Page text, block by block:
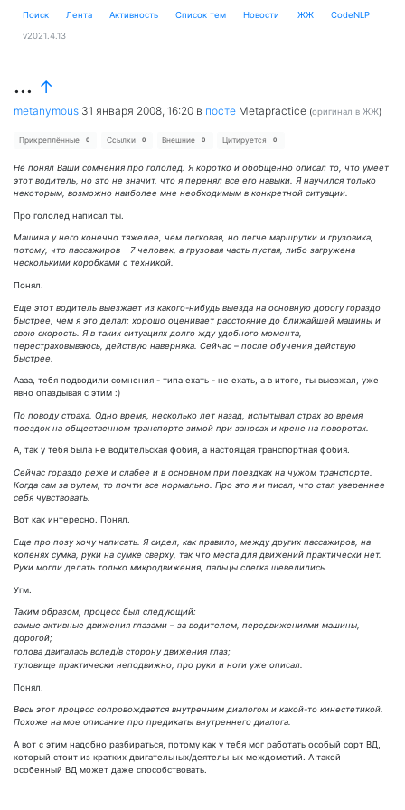
Поиск Лента Активность Cписок тем Новости ЖЖ CodeNLP
v2021.4.13
... ↑
metanymous 31 января 2008, 16:20 в посте Metapractice (оригинал в ЖЖ)
Прикреплённые 0 Ссылки 0 Внешние 0 Цитируется 0
Не понял Ваши сомнения про гололед. Я коротко и обобщенно описал то, что умеет
этот водитель, но это не значит, что я перенял все его навыки. Я научился только
некоторым, возможно наиболее мне необходимым в конкретной ситуации.
Про гололед написал ты.
Машина у него конечно тяжелее, чем легковая, но легче маршрутки и грузовика,
потому, что пассажиров – 7 человек, а грузовая часть пустая, либо загружена
несколькими коробками с техникой.
Понял.
Еще этот водитель выезжает из какого-нибудь выезда на основную дорогу гораздо
быстрее, чем я это делал: хорошо оценивает расстояние до ближайшей машины и
свою скорость. Я в таких ситуациях долго жду удобного момента,
перестраховываюсь, действую наверняка. Сейчас – после обучения действую
быстрее.
Аааа, тебя подводили сомнения - типа ехать - не ехать, а в итоге, ты выезжал, уже
явно опаздывая с этим :)
По поводу страха. Одно время, несколько лет назад, испытывал страх во время
поездок на общественном транспорте зимой при заносах и крене на поворотах.
А, так у тебя была не водительская фобия, а настоящая транспортная фобия.
Сейчас гораздо реже и слабее и в основном при поездках на чужом транспорте.
Когда сам за рулем, то почти все нормально. Про это я и писал, что стал увереннее
себя чувствовать.
Вот как интересно. Понял.
Еще про позу хочу написать. Я сидел, как правило, между других пассажиров, на
коленях сумка, руки на сумке сверху, так что места для движений практически нет.
Руки могли делать только микродвижения, пальцы слегка шевелились.
Угм.
Таким образом, процесс был следующий:
самые активные движения глазами – за водителем, передвижениями машины,
дорогой;
голова двигалась вслед/в сторону движения глаз;
туловище практически неподвижно, про руки и ноги уже описал.
Понял.
Весь этот процесс сопровождается внутренним диалогом и какой-то кинестетикой.
Похоже на мое описание про предикаты внутреннего диалога.
А вот с этим надобно разбираться, потому как у тебя мог работать особый сорт ВД,
который стоит из кратких двигательных/деятельных междометий. А такой
особенный ВД может даже способствовать.